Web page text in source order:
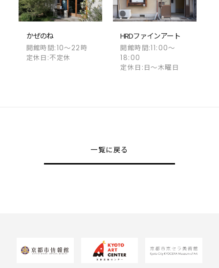
かぜのね
開館時間:10～22時
定休日:不定休
HRDファインアート
開館時間:11:00～
18:00
定休日:日～木曜日
一覧に戻る